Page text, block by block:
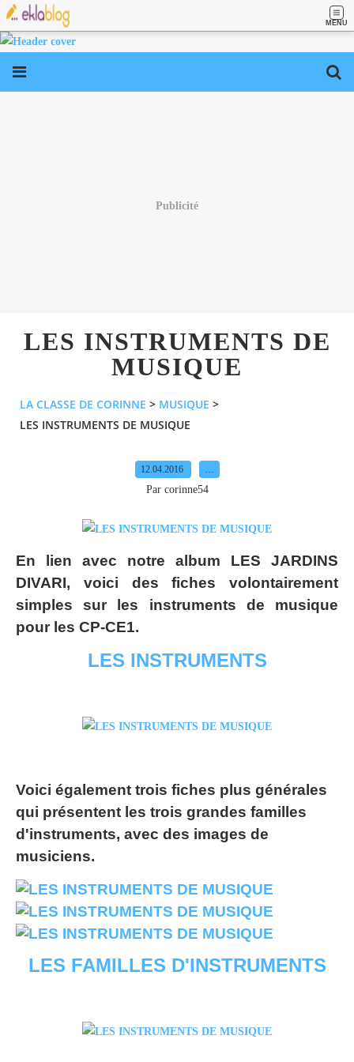
MENU
Publicité
LES INSTRUMENTS DE
MUSIQUE
LA CLASSE DE CORINNE > MUSIQUE >
LES INSTRUMENTS DE MUSIQUE
12.04.2016
Par corinne54
En lien avec notre album LES JARDINS
DIVARI, voici des fiches volontairement
simples sur les instruments de musique
pour les CP-CE1.
LES INSTRUMENTS
Voici également trois fiches plus générales
qui présentent les trois grandes familles
d'instruments, avec des images de
musiciens.
LES FAMILLES D'INSTRUMENTS